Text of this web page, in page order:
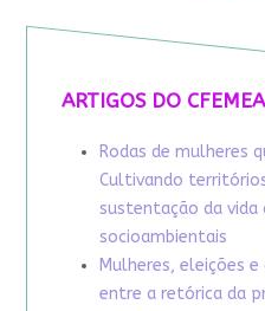
ARTIGOS DO CFEMEA
Rodas de mulheres
Cultivando
sustentação da vida
socioambientais
Mulheres, eleições
entre a retórica da